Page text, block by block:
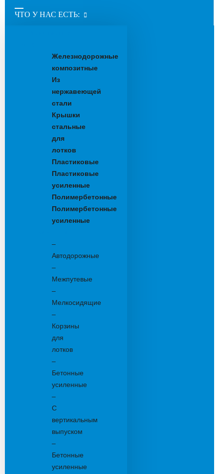
ЧТО У НАС ЕСТЬ:
Железнодорожные
композитные
Из
нержавеющей
стали
Крышки
стальные
для
лотков
Пластиковые
Пластиковые
усиленные
Полимербетонные
Полимербетонные
усиленные
–
Автодорожные
–
Межпутевые
–
Мелкосидящие
–
Корзины
для
лотков
–
Бетонные
усиленные
–
С
вертикальным
выпуском
–
Бетонные
усиленные